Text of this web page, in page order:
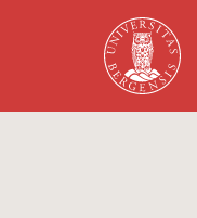
Hopp til hovedinnhold